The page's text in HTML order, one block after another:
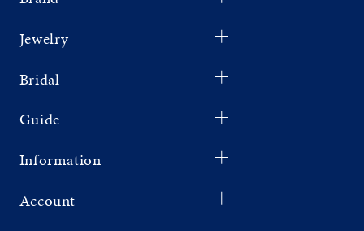
Jewelry
Bridal
Guide
Information
Account